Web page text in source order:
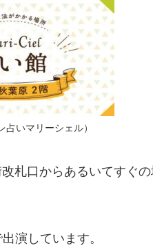
占いマリーシェル）
札口からあるいてすぐ
演しています。